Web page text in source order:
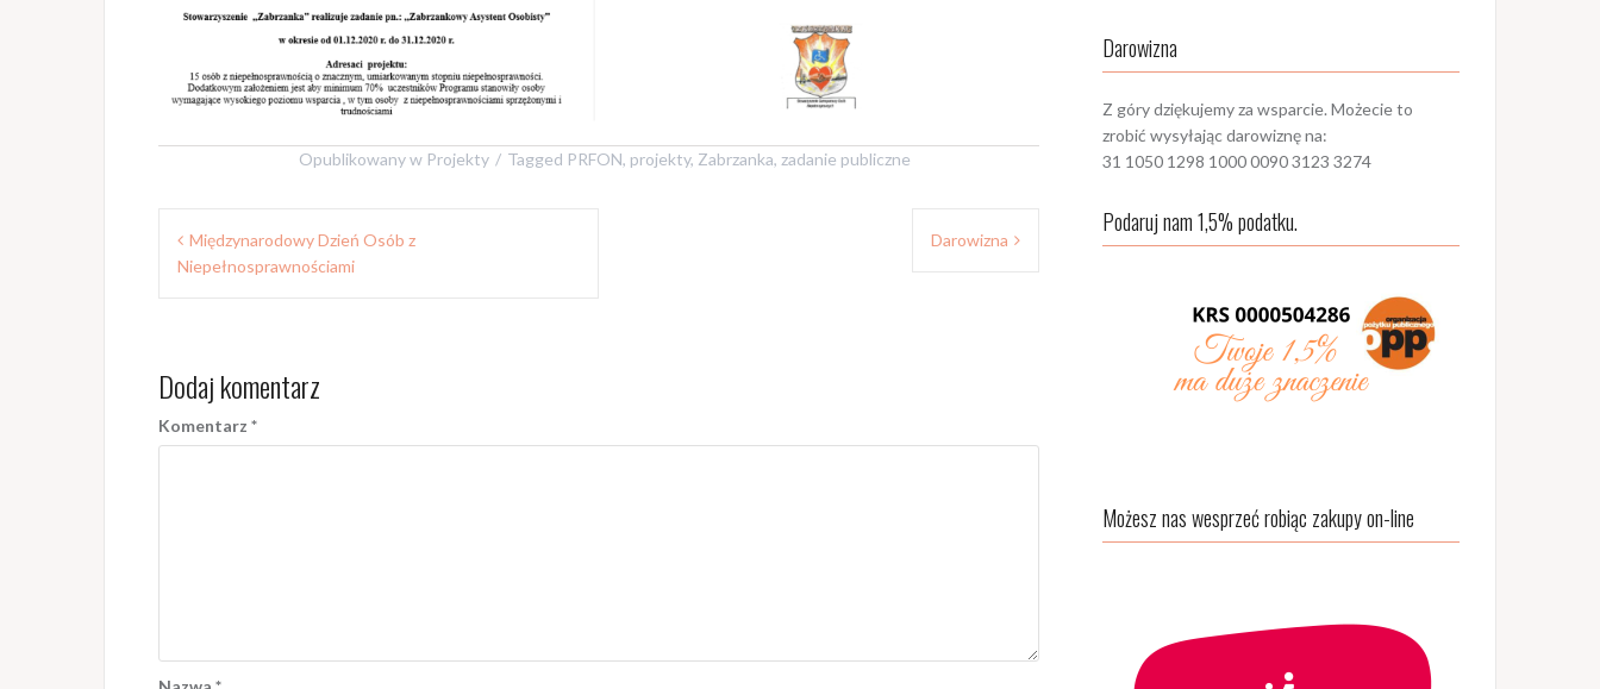
Opublikowany w Projekty Tagged PRFON, projekty, Zabrzanka, zadanie publiczne
Nawigacja
wpisu
Międzynarodowy Dzień Osób z
Niepełnosprawnościami
Darowizna
Dodaj komentarz
Komentarz *
Darowizna
Z góry dziękujemy za wsparcie. Możecie to
zrobić wysyłając darowiznę na:
31 1050 1298 1000 0090 3123 3274
Podaruj nam 1,5% podatku.
Możesz nas wesprzeć robiąc zakupy on-line